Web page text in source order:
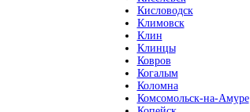
Кисловодск
Климовск
Клин
Клинцы
Ковров
Когалым
Коломна
Комсомольск-на-Амуре